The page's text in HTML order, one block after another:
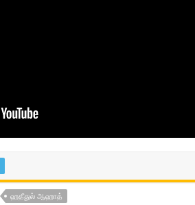
ஹதீதுல் ஆஹாத்